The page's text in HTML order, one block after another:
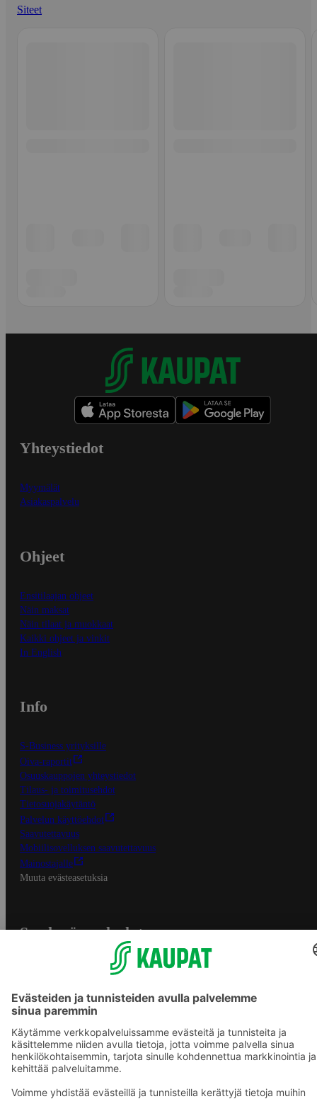
Siteet
Yhteystiedot
Myymälät
Asiakaspalvelu
Ohjeet
Ensitilaajan ohjeet
Näin maksat
Näin tilaat ja muokkaat
Kaikki ohjeet ja vinkit
In English
Info
S-Business yrityksille
Oiva-raportit
Osuuskauppojen yhteystiedot
Tilaus- ja toimitusehdot
Tietosuojakäytäntö
Palvelun käyttöehdot
Saavutettavuus
Mobiilisovelluksen saavutettavuus
Mainostajalle
Muuta evästeasetuksia
S-ryhmän palvelut
Yhteishyvä Ruoka -sovellus
S-ostoslista -sovellus
Prisma.fi
Sokos.fi
S-Pankki